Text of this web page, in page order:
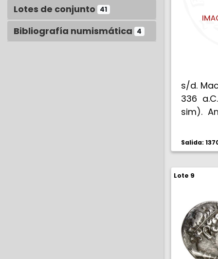
Lotes de conjunto 41
Bibliografía numismática 4
s/d.
336
sim).
al
auriga
bajo
Bella.
Salida:
Lote 9